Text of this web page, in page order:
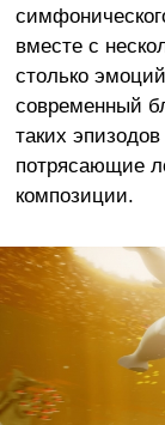
вместе с
столько
современный
таких
потрясающие
композиции.